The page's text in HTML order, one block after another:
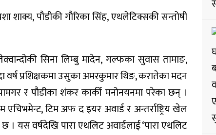
शाक्य, पौडीकी गौरिका सिंह, एथलेटिक्सकी सन्तोषी
सिना लिम्बु मादेन, गल्फका सुवास तामाङ,
वर्ष प्रशिक्षकमा उसुका अमरकुमार थिङ, करातेका मदन
र पौडीका शंकर कार्की मनोनयनमा परेका छन् ।
टिम अफ द इयर अवार्ड र अन्तर्राष्ट्रिय खेल
वर्षदेखि पारा एथलिट अवार्डलाई ‘पारा एथलिट